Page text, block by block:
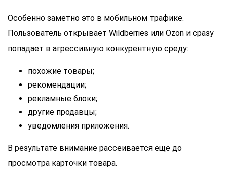
Особенно заметно это в мобильном трафике.
Пользователь открывает Wildberries или Ozon и сразу
попадает в агрессивную конкурентную среду:
похожие товары;
рекомендации;
рекламные блоки;
другие продавцы;
уведомления приложения.
В результате внимание рассеивается ещё до
просмотра карточки товара.